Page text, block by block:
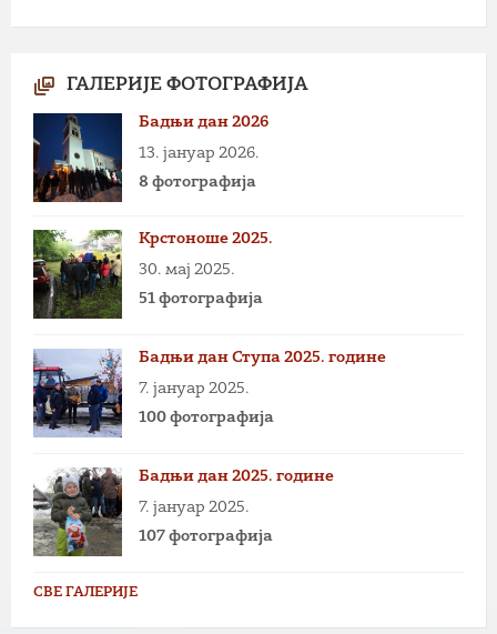
ГАЛЕРИЈЕ ФОТОГРАФИЈА
Бадњи дан 2026
13. јануар 2026.
8 фотографија
Крстоноше 2025.
30. мај 2025.
51 фотографија
Бадњи дан Ступа 2025. године
7. јануар 2025.
100 фотографија
Бадњи дан 2025. године
7. јануар 2025.
107 фотографија
СВЕ ГАЛЕРИЈЕ